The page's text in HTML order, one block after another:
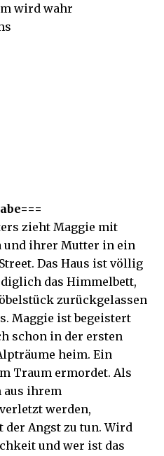
wird wahr
zieht Maggie mit
und ihrer Mutter in ein
Das Haus ist völlig
das Himmelbett,
zurückgelassen
Maggie ist begeistert
schon in der ersten
heim. Ein
Traum ermordet. Als
aus ihrem
werden,
der Angst zu tun. Wird
und wer ist das